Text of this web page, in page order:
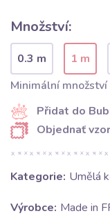
Množství:
0.3 m 1 m
Minimální
Přidat do
Objednať
Kategorie: Umělá
Výrobce: Made in